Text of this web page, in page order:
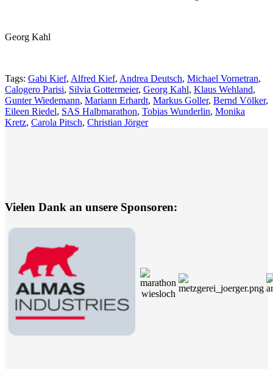
Georg Kahl
Tags: Gabi Kief, Alfred Kief, Andrea Deutsch, Michael Vornetran,
Calogero Parisi, Silvia Gottermeier, Georg Kahl, Klaus Wehland,
Gunter Wiedemann, Mariann Erhardt, Markus Goller, Bernd Völker,
Eileen Riedel, SAS Halbmarathon, Tobias Wunderlin, Monika
Kretz, Carola Pitsch, Christian Jörger
Vielen Dank an unsere Sponsoren: